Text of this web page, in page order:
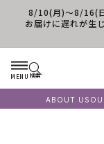
Skip to
8/10(月)～8/16(
お届けに遅れが生
MENU 検索
ABOUT US